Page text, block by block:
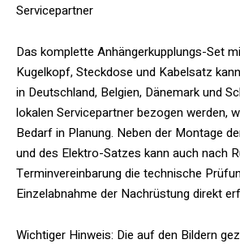
Servicepartner
Das komplette Anhängerkupplungs-Set
Kugelkopf, Steckdose und Kabelsatz
in Deutschland, Belgien, Dänemark und
lokalen Servicepartner bezogen werden,
Bedarf in Planung. Neben der Montage
und des Elektro-Satzes kann auch nach
Terminvereinbarung die technische
Einzelabnahme der Nachrüstung direkt
Wichtiger Hinweis: Die auf den Bildern